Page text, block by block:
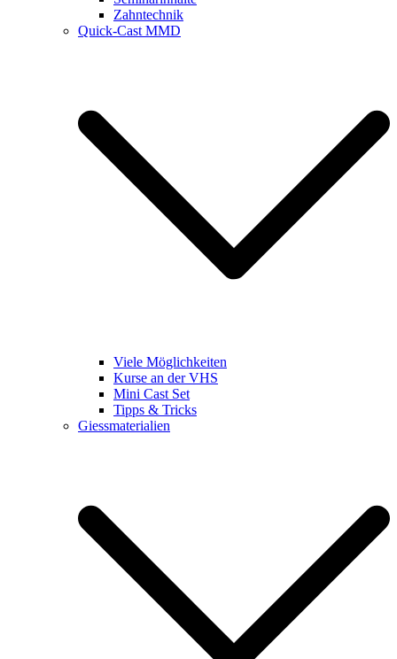
Zahntechnik
Quick-Cast MMD
Viele Möglichkeiten
Kurse an der VHS
Mini Cast Set
Tipps & Tricks
Giessmaterialien